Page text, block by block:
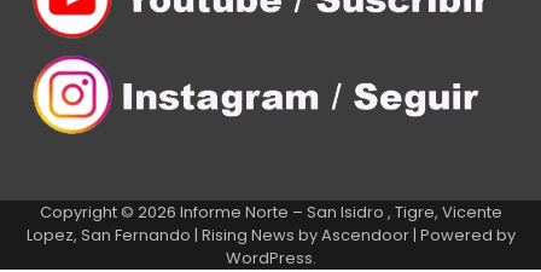
Copyright © 2026 Informe Norte – San Isidro , Tigre, Vicente
Lopez, San Fernando | Rising News byAscendoor| Powered by
WordPress.